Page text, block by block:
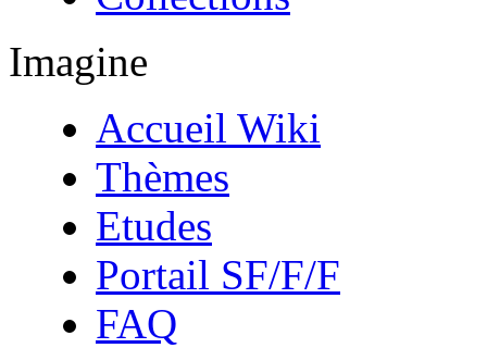
Imagine
Accueil Wiki
Thèmes
Etudes
Portail SF/F/F
FAQ